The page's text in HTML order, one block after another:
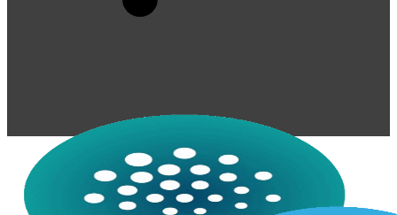
© 2023-2026, Центр "Галактика64". При
использовании материалов сайта galaktika64.ru
ссылка на источник обязательна.